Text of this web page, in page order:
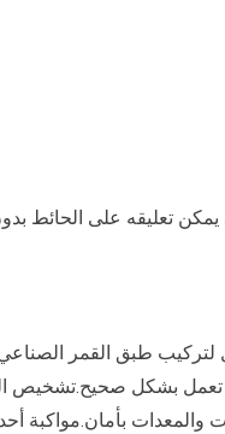
يمكن تعليقه على
لتركيب طبق القمر
تعمل بشكل صحيح.تشخيص
والمعدات بأمان.مواكبة